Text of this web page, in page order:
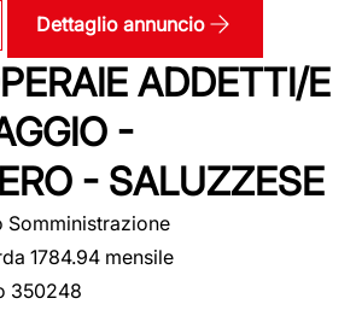
Dettaglio annuncio
ADDETTI/E
-
- SALUZZESE
Somministrazione
1784.94 mensile
350248